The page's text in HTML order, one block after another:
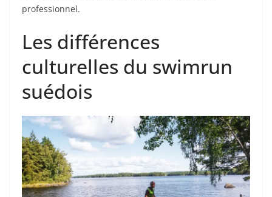
professionnel.
Les différences
culturelles du swimrun
suédois